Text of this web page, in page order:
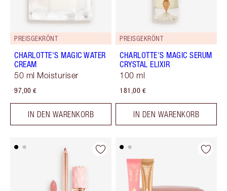
PREISGEKRÖNT
CHARLOTTE'S MAGIC WATER
CREAM
50 ml Moisturiser
97,00 €
IN DEN WARENKORB
PREISGEKRÖNT
CHARLOTTE'S MAGIC SERUM
CRYSTAL ELIXIR
100 ml
181,00 €
IN DEN WARENKORB